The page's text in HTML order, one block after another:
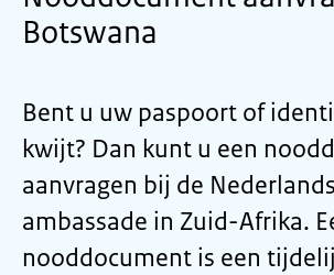
Botswana
Bent u uw paspoort of
kwijt? Dan kunt u een
aanvragen bij de
ambassade in Zuid-Afrika.
nooddocument is een